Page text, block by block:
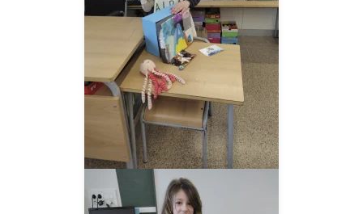
__AMPLIAR__